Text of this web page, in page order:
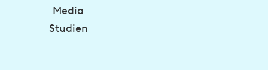
Media
Studien